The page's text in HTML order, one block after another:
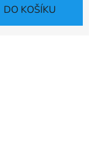
DO KOŠÍKU